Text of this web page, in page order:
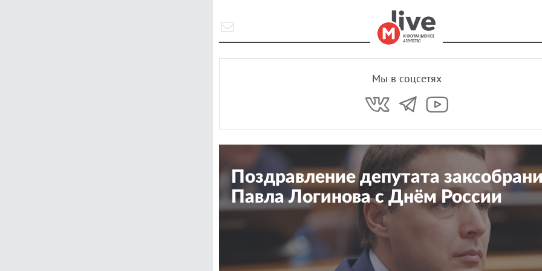
Мы в соцсетях
Поздравление депутата
Павла Логинова с Днём России